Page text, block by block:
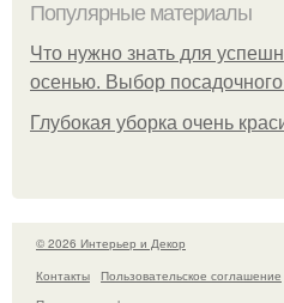
Популярные материалы
Что нужно знать для
осенью. Выбор
Глубокая уборка очень
© 2026 Интерьер и Декор
Контакты
Пользовательское соглашение